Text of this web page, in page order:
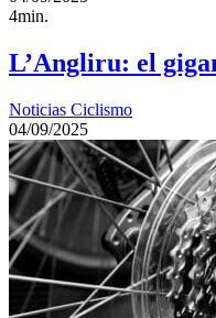
4min.
L’Angliru: el
Noticias Ciclismo
04/09/2025